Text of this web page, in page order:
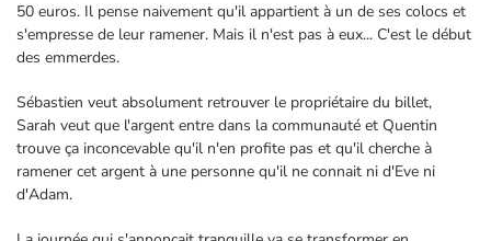
50 euros. Il pense naivement qu'il appartient à un de ses colocs et
s'empresse de leur ramener. Mais il n'est pas à eux... C'est le début
des emmerdes.
Sébastien veut absolument retrouver le propriétaire du billet,
Sarah veut que l'argent entre dans la communauté et Quentin
trouve ça inconcevable qu'il n'en profite pas et qu'il cherche à
ramener cet argent à une personne qu'il ne connait ni d'Eve ni
d'Adam.